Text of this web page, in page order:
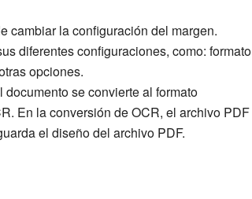
cambiar la configuración del margen.
diferentes configuraciones, como: formato
opciones.
se convierte al formato
En la conversión de OCR, el archivo PDF
el diseño del archivo PDF.